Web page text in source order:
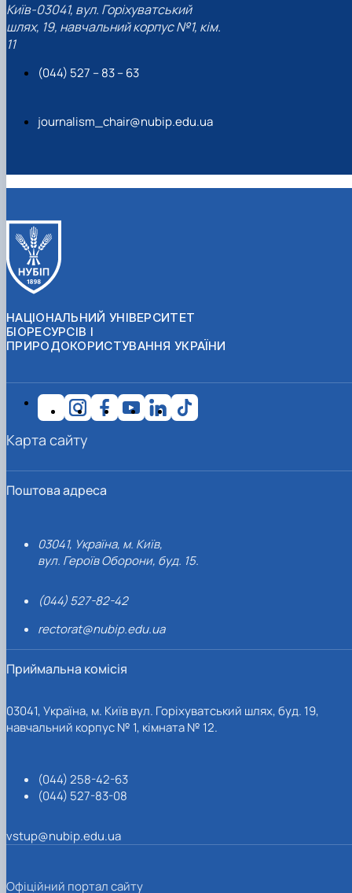
Київ-03041, вул. Горіхуватський
шлях, 19, навчальний корпус №1, кім.
11
(044) 527 – 83 – 63
journalism_chair@nubip.edu.ua
НАЦІОНАЛЬНИЙ УНІВЕРСИТЕТ
БІОРЕСУРСІВ І
ПРИРОДОКОРИСТУВАННЯ УКРАЇНИ
Поштова адреса
03041, Україна, м. Київ,
вул. Героїв Оборони, буд. 15.
(044) 527-82-42
rectorat@nubip.edu.ua
Приймальна комісія
03041, Україна, м. Київ вул. Горіхуватський шлях, буд. 19,
навчальний корпус № 1, кімната № 12.
(044) 258-42-63
(044) 527-83-08
vstup@nubip.edu.ua
Карта сайту
Офіційний портал сайту